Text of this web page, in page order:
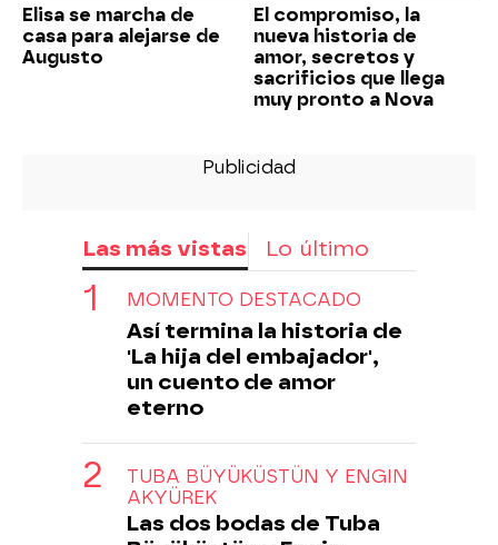
Elisa se marcha de
casa para alejarse de
Augusto
El compromiso, la
nueva historia de
amor, secretos y
sacrificios que llega
muy pronto a Nova
Las más vistas Lo último
MOMENTO DESTACADO
Así termina la historia de
'La hija del embajador',
un cuento de amor
eterno
TUBA BÜYÜKÜSTÜN Y ENGIN
AKYÜREK
Las dos bodas de Tuba